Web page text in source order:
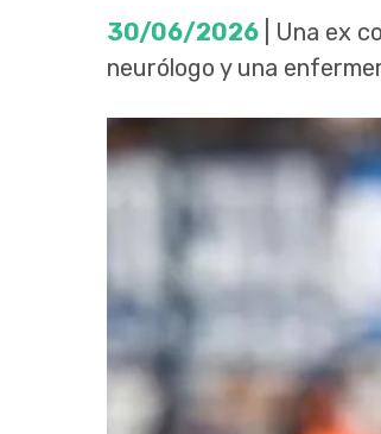
30/06/2026 | Una ex
neurólogo y una